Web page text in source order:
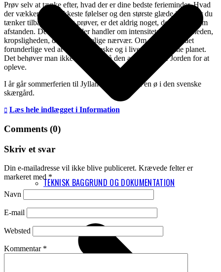
TEKNISK BAGGRUND OG DOKUMENTATION
Prøv selv at tænke efter, hvad der er dine bedste ferieminder. Hvad
der vækker de smukkeste følelser og den største glæde i dig, når du
tænker tilbage. Når jeg prøver, er det aldrig noget, der handler om
afstanden. Det er noget, der handler om intensiteten, sanseligheden,
kropsligheden, det menneskelige nærvær. Om at få øje på det
forunderlige ved at være menneske og i live på denne lille planet.
Det behøver man ikke flyve om på den anden side af Jorden for at
opleve.
I år går sommerferien til Jylland og måske til en ø i den svenske
skærgård.
Læs hele indlægget i Information
Comments (0)
Skriv et svar
Din e-mailadresse vil ikke blive publiceret. Krævede felter er
markeret med*
Navn
E-mail
Websted
Kommentar *